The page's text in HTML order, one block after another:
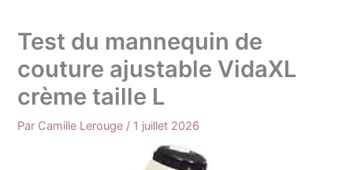
Test du mannequin de
couture ajustable VidaXL
crème taille L
Par Camille Lerouge / 1 juillet 2026